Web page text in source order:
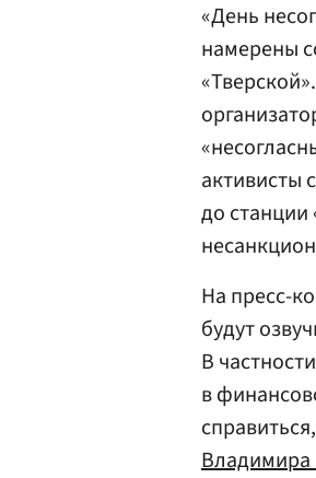
«День
намерены
активисты
до
На пресс-
будут
В
в
Владимира